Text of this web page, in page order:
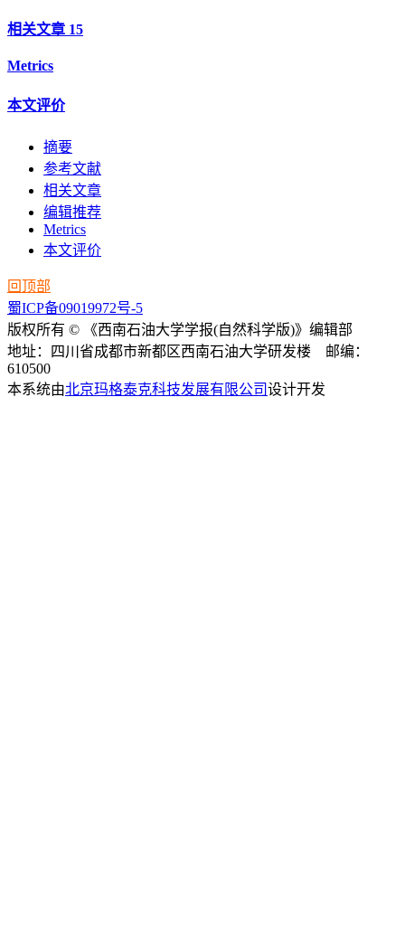
相关文章 15
Metrics
本文评价
摘要
参考文献
相关文章
编辑推荐
Metrics
本文评价
回顶部
蜀ICP备09019972号-5
版权所有 © 《西南石油大学学报(自然科学版)》编辑部
地址：四川省成都市新都区西南石油大学研发楼 邮编：
610500
本系统由北京玛格泰克科技发展有限公司设计开发